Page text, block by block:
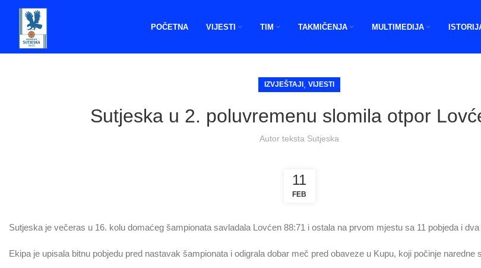
POČETNA VIJESTI TIM TAKMIČENJA MULTIMEDIJA
IZVJEŠTAJI VIJESTI
Sutjeska u 2. poluvremenu slomila otpor
Autor teksta Sutjeska
11
FEB
Sutjeska je večeras u 16. kolu domaćeg šampionata savladala Lovćen 88:71 i ostala na prvom mjestu sa 11 pobjeda i dva
Ekipa je upisala bitnu pobjedu pred nastavak šampionata i odigrala dobar meč pred obaveze u Kupu, koji počinje naredne